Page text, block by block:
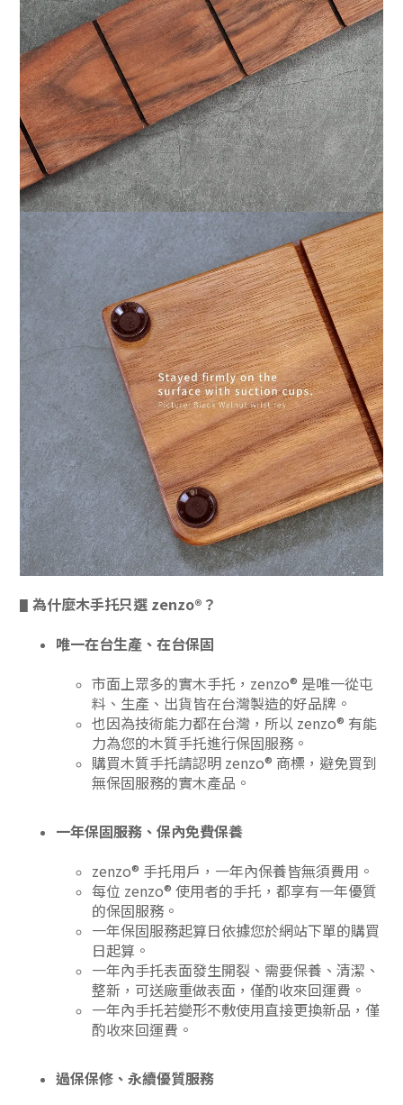
▋ 為什麼木手托只選 zenzo®？
唯一在台生產、在台保固
市面上眾多的實木手托，zenzo® 是唯一從屯
料、生產、出貨皆在台灣製造的好品牌。
也因為技術能力都在台灣，所以 zenzo® 有能
力為您的木質手托進行保固服務。
購買木質手托請認明 zenzo® 商標，避免買到
無保固服務的實木產品。
一年保固服務、保內免費保養
zenzo® 手托用戶，一年內保養皆無須費用。
每位 zenzo® 使用者的手托，都享有一年優質
的保固服務。
一年保固服務起算日依據您於網站下單的購買
日起算。
一年內手托表面發生開裂、需要保養、清潔、
整新，可送廠重做表面，僅酌收來回運費。
一年內手托若變形不敷使用直接更換新品，僅
酌收來回運費。
過保保修、永續優質服務